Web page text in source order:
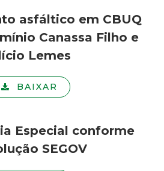
asfáltico em CBUQ
Canassa Filho e
Lemes
BAIXAR
Especial conforme
SEGOV